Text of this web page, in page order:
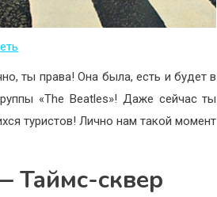
ты права! Она была, есть и будет в
«The Beatles»! Даже сейчас ты
туристов! Лично нам такой момент
сквер